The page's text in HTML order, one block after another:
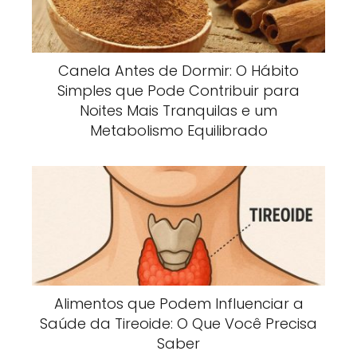
Canela Antes de Dormir: O Hábito
Simples que Pode Contribuir para
Noites Mais Tranquilas e um
Metabolismo Equilibrado
Alimentos que Podem Influenciar a
Saúde da Tireoide: O Que Você Precisa
Saber